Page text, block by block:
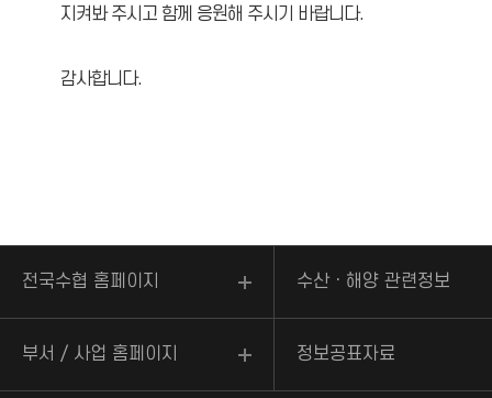
지켜봐 주시고 함께 응원해 주시기 바랍니다.
감사합니다.
전국수협 홈페이지 수산ㆍ해양 관련정보
부서 / 사업 홈페이지 정보공표자료